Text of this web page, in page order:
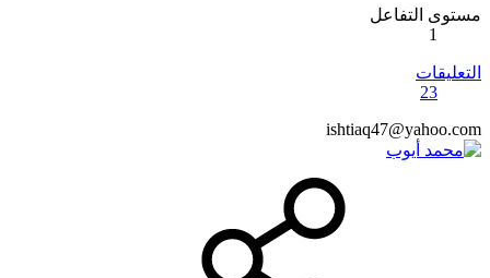
مستوى التفاعل
1
التعليقات
23
ishtiaq47@yahoo.com